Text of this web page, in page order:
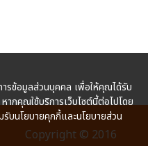
Copyright © 2016
รข้อมูลส่วนบุคคล เพื่อให้คุณได้รับ
ากคุณใช้บริการเว็บไซต์นี้ต่อไปโดย
บนโยบายคุกกี้และนโยบายส่วน